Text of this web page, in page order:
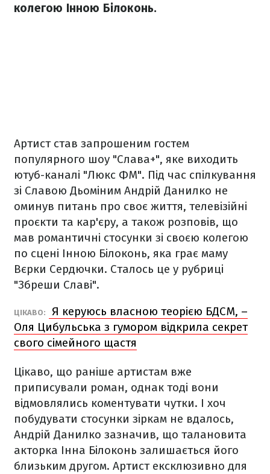
колегою Інною Білоконь.
Артист став запрошеним гостем
популярного шоу "Слава+", яке виходить
ютуб-каналі "Люкс ФМ". Під час спілкування
зі Славою Дьоміним Андрій Данилко не
оминув питань про своє життя, телевізійні
проєкти та кар'єру, а також розповів, що
мав романтичні стосунки зі своєю колегою
по сцені Інною Білоконь, яка грає маму
Вєрки Сердючки. Сталось це у рубриці
"Збреши Славі".
ЦІКАВО:
Я керуюсь власною теорією БДСМ, –
Оля Цибульська з гумором відкрила секрет
свого сімейного щастя
Цікаво, що раніше артистам вже
приписували роман, однак тоді вони
відмовлялись коментувати чутки. І хоч
побудувати стосунки зіркам не вдалось,
Андрій Данилко зазначив, що талановита
акторка Інна Білоконь залишається його
близьким другом. Артист ексклюзивно для